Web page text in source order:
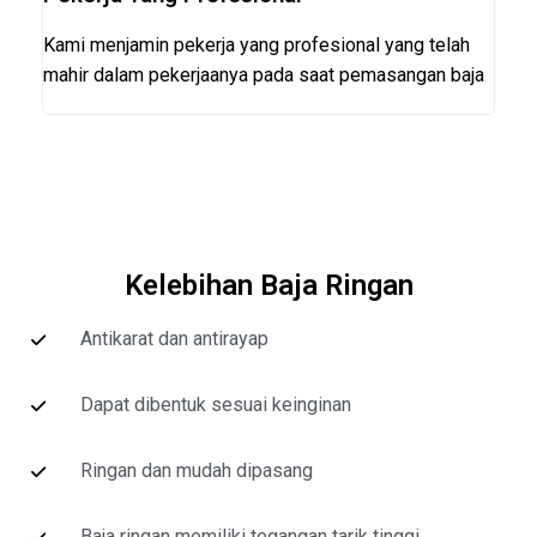
Kami menjamin pekerja yang profesional yang telah
mahir dalam pekerjaanya pada saat pemasangan baja
Kelebihan Baja Ringan
Antikarat dan antirayap
Dapat dibentuk sesuai keinginan
Ringan dan mudah dipasang